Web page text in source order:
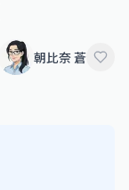
朝比奈 蒼